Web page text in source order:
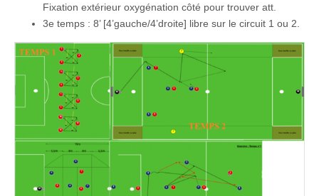
Fixation extérieur oxygénation côté pour trouver att.
3e temps : 8’ [4’gauche/4’droite] libre sur le circuit 1 ou 2.